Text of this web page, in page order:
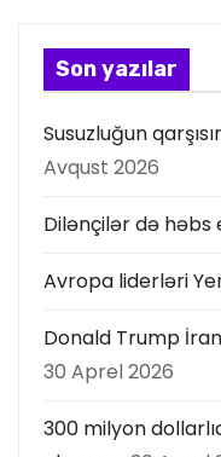
s
ı
Son yazılar
Susuzluğun
Avqust 2026
Dilənçilər də həbs
Avropa liderləri
Donald Trump
30 Aprel 2026
300 milyon